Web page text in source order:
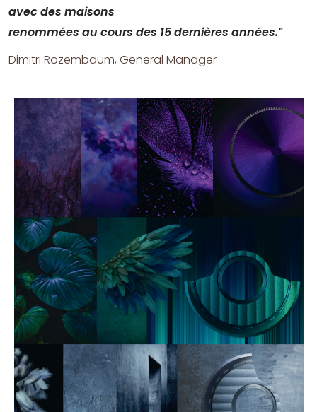
avec des maisons
renommées au cours des 15 dernières années."
Dimitri Rozembaum, General Manager